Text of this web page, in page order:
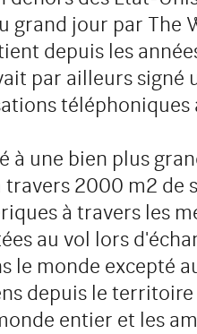
jour par The
depuis les
par ailleurs
à une bien plus
travers 2000 m2
à travers les
au vol lors
le monde excepté
depuis le
entier et les